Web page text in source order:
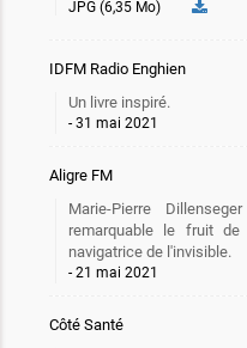
JPG (6,35 Mo)
IDFM Radio Enghien
Un livre inspiré.
31 mai 2021
Aligre FM
Marie-Pierre
remarquable le fruit
navigatrice de l'invisible.
21 mai 2021
Côté Santé